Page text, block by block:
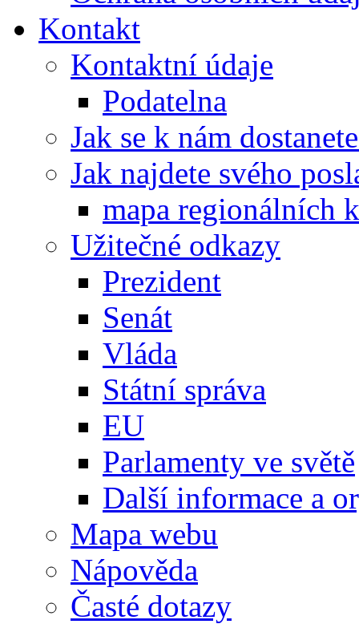
Kontakt
Kontaktní údaje
Podatelna
Jak se k nám
Jak najdete svého
mapa regionálních
Užitečné odkazy
Prezident
Senát
Vláda
Státní správa
EU
Parlamenty ve světě
Další informace a
Mapa webu
Nápověda
Časté dotazy